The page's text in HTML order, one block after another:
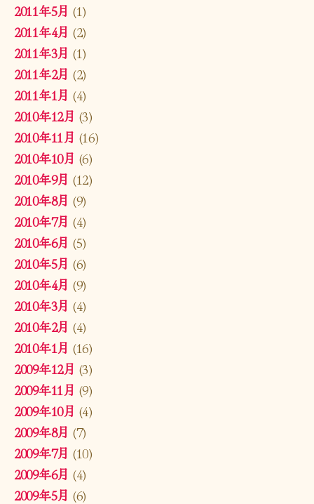
2011年5月 (1)
2011年4月 (2)
2011年3月 (1)
2011年2月 (2)
2011年1月 (4)
2010年12月 (3)
2010年11月 (16)
2010年10月 (6)
2010年9月 (12)
2010年8月 (9)
2010年7月 (4)
2010年6月 (5)
2010年5月 (6)
2010年4月 (9)
2010年3月 (4)
2010年2月 (4)
2010年1月 (16)
2009年12月 (3)
2009年11月 (9)
2009年10月 (4)
2009年8月 (7)
2009年7月 (10)
2009年6月 (4)
2009年5月 (6)